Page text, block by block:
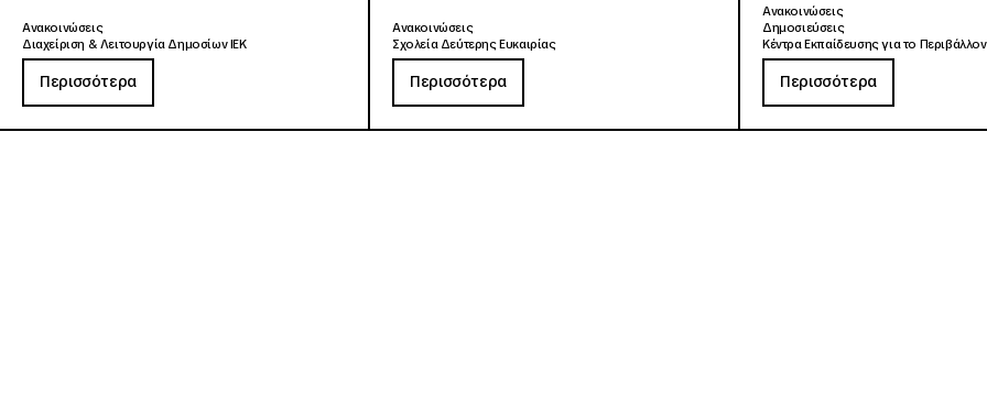
Ανακοινώσεις
Διαχείριση & Λειτουργία Δημοσίων ΙΕΚ
Περισσότερα
Ανακοινώσεις
Σχολεία Δεύτερης Ευκαιρίας
Περισσότερα
Ανακοινώσεις
Δημοσιεύσεις
Κέντρα Εκπαίδευσης για το
Περισσότερα